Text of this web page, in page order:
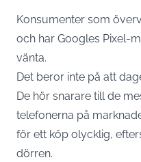
Konsumenter som
och har Googles Pixel-
vänta.
Det beror inte på att
De hör snarare till de
telefonerna på
för ett köp olycklig,
dörren.